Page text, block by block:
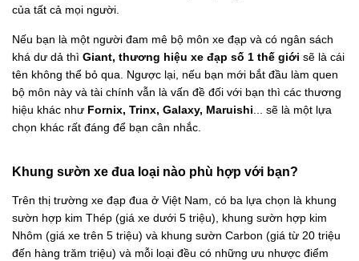
của tất cả mọi người.
Nếu bạn là một người đam mê bộ môn xe đạp và có ngân sách
khá dư dả thì Giant, thương hiệu xe đạp số 1 thế giới sẽ là cái
tên không thể bỏ qua. Ngược lại, nếu bạn mới bắt đầu làm quen
bộ môn này và tài chính vẫn là vấn đề đối với bạn thì các thương
hiệu khác như Fornix, Trinx, Galaxy, Maruishi... sẽ là một lựa
chọn khác rất đáng để bạn cân nhắc.
Khung sườn xe đua loại nào phù hợp với bạn?
Trên thị trường xe đạp đua ở Việt Nam, có ba lựa chọn là khung
sườn hợp kim Thép (giá xe dưới 5 triệu), khung sườn hợp kim
Nhôm (giá xe trên 5 triệu) và khung sườn Carbon (giá từ 20 triệu
đến hàng trăm triệu) và mỗi loại đều có những ưu nhược điểm